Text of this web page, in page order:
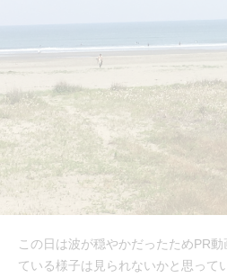
この日は波が穏やかだったためPR
ている様子は見られないかと思って